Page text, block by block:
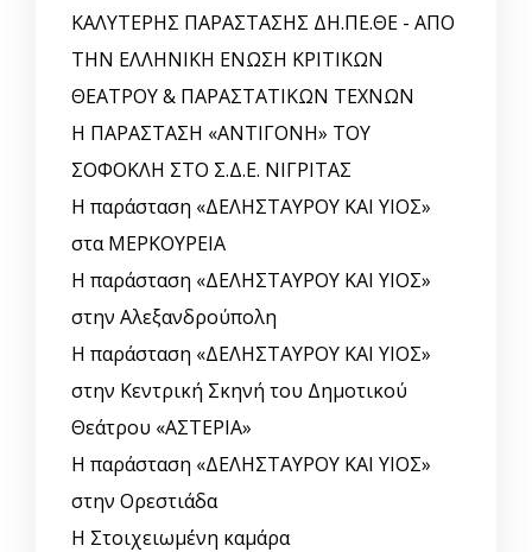
ΚΑΛΥΤΕΡΗΣ ΠΑΡΑΣΤΑΣΗΣ ΔΗ.ΠΕ.ΘΕ - ΑΠΟ
ΤΗΝ ΕΛΛΗΝΙΚΗ ΕΝΩΣΗ ΚΡΙΤΙΚΩΝ
ΘΕΑΤΡΟΥ & ΠΑΡΑΣΤΑΤΙΚΩΝ ΤΕΧΝΩΝ
Η ΠΑΡΑΣΤΑΣΗ «ΑΝΤΙΓΟΝΗ» ΤΟΥ
ΣΟΦΟΚΛΗ ΣΤΟ Σ.Δ.Ε. ΝΙΓΡΙΤΑΣ
Η παράσταση «ΔΕΛΗΣΤΑΥΡΟΥ ΚΑΙ ΥΙΟΣ»
στα ΜΕΡΚΟΥΡΕΙΑ
Η παράσταση «ΔΕΛΗΣΤΑΥΡΟΥ ΚΑΙ ΥΙΟΣ»
στην Αλεξανδρούπολη
Η παράσταση «ΔΕΛΗΣΤΑΥΡΟΥ ΚΑΙ ΥΙΟΣ»
στην Κεντρική Σκηνή του Δημοτικού
Θεάτρου «ΑΣΤΕΡΙΑ»
Η παράσταση «ΔΕΛΗΣΤΑΥΡΟΥ ΚΑΙ ΥΙΟΣ»
στην Ορεστιάδα
Η Στοιχειωμένη καμάρα